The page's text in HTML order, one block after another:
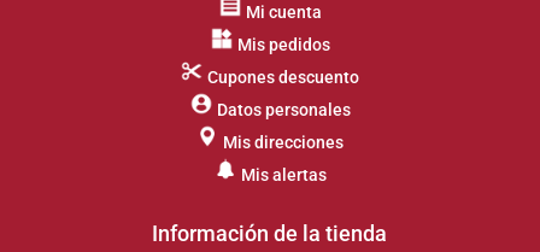
Mi cuenta
Mis pedidos
Cupones descuento
Datos personales
Mis direcciones
Mis alertas
Información de la tienda